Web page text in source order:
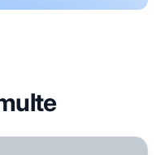
pentru date